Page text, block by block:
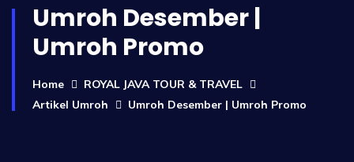
Umroh Desember |
Umroh Promo
Home
ROYAL JAVA TOUR & TRAVEL
Artikel Umroh
Umroh Desember | Umroh Promo